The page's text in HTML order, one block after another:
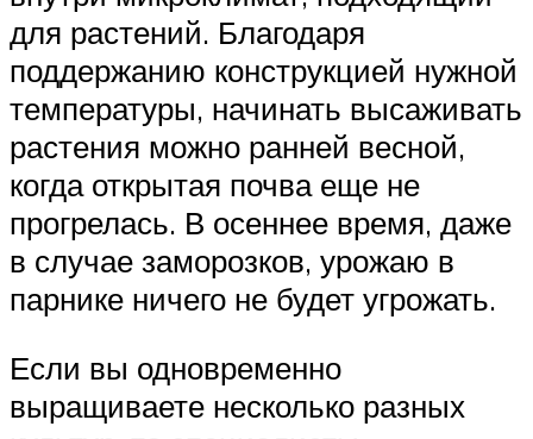
для растений. Благодаря
поддержанию конструкцией нужной
температуры, начинать высаживать
растения можно ранней весной,
когда открытая почва еще не
прогрелась. В осеннее время, даже
в случае заморозков, урожаю в
парнике ничего не будет угрожать.
Если вы одновременно
выращиваете несколько разных